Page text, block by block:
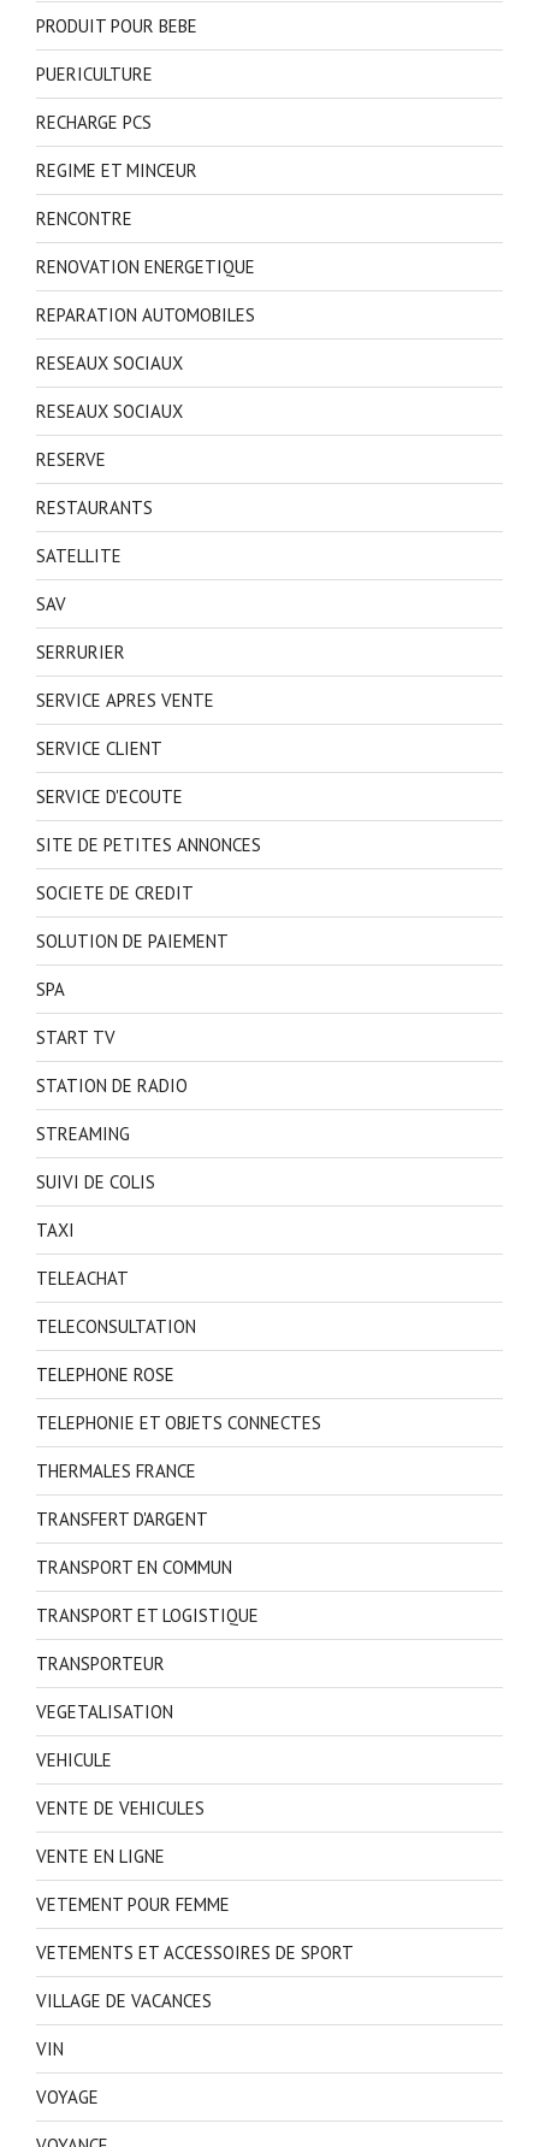
PRODUIT POUR BEBE
PUERICULTURE
RECHARGE PCS
REGIME ET MINCEUR
RENCONTRE
RENOVATION ENERGETIQUE
REPARATION AUTOMOBILES
RESEAUX SOCIAUX
RESEAUX SOCIAUX
RESERVE
RESTAURANTS
SATELLITE
SAV
SERRURIER
SERVICE APRES VENTE
SERVICE CLIENT
SERVICE D'ECOUTE
SITE DE PETITES ANNONCES
SOCIETE DE CREDIT
SOLUTION DE PAIEMENT
SPA
START TV
STATION DE RADIO
STREAMING
SUIVI DE COLIS
TAXI
TELEACHAT
TELECONSULTATION
TELEPHONE ROSE
TELEPHONIE ET OBJETS CONNECTES
THERMALES FRANCE
TRANSFERT D'ARGENT
TRANSPORT EN COMMUN
TRANSPORT ET LOGISTIQUE
TRANSPORTEUR
VEGETALISATION
VEHICULE
VENTE DE VEHICULES
VENTE EN LIGNE
VETEMENT POUR FEMME
VETEMENTS ET ACCESSOIRES DE SPORT
VILLAGE DE VACANCES
VIN
VOYAGE